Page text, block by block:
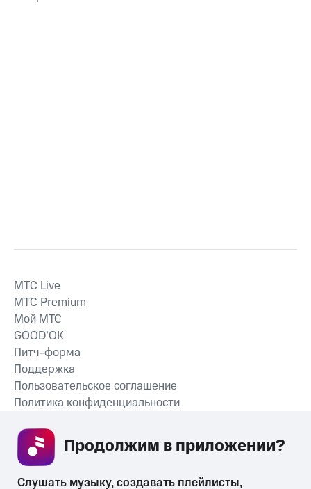
СКАЧАТЬ ПРИЛОЖЕНИЕ
MTС Live
MTС Premium
Мой МТС
GOOD’OK
Питч-форма
Поддержка
Пользовательское соглашение
Политика конфиденциальности
Слушать музыку, создавать плейлисты,